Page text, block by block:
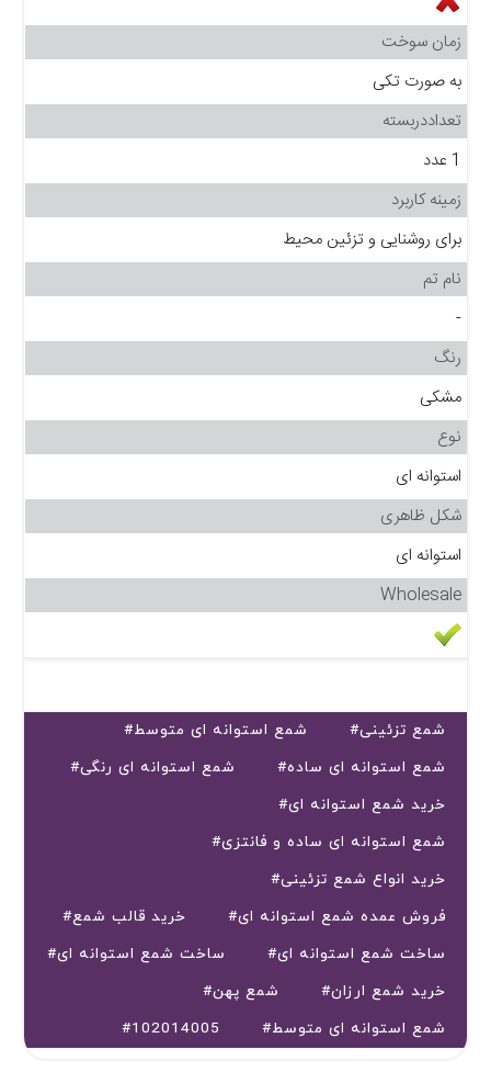
زمان سوخت
به صورت تکی
تعداددربسته
1 عدد
زمینه کاربرد
برای روشنایی و تزئین محیط
نام تم
-
رنگ
مشکی
نوع
استوانه ای
شکل ظاهری
استوانه ای
Wholesale
#شمع تزئینی
#شمع استوانه ای متوسط
#شمع استوانه ای ساده
#شمع استوانه ای رنگی
#خرید شمع استوانه ای
#شمع استوانه ای ساده و فانتزی
#خرید انواع شمع تزئینی
#فروش عمده شمع استوانه ای
#خرید قالب شمع
#ساخت شمع استوانه ای
#ساخت شمع استوانه ای
#خرید شمع ارزان
#شمع پهن
#شمع استوانه ای متوسط
#102014005